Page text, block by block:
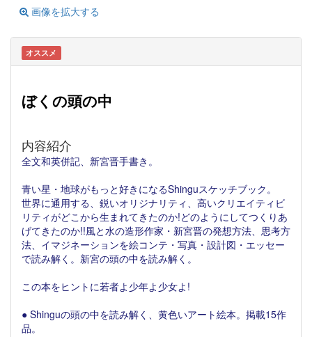
画像を拡大する
オススメ
ぼくの頭の中
内容紹介
全文和英併記、新宮晋手書き。
青い星・地球がもっと好きになるShinguスケッチブック。
世界に通用する、鋭いオリジナリティ、高いクリエイティビ
リティがどこから生まれてきたのか!どのようにしてつくりあ
げてきたのか!!風と水の造形作家・新宮晋の発想方法、思考方
法、イマジネーションを絵コンテ・写真・設計図・エッセー
で読み解く。新宮の頭の中を読み解く。
この本をヒントに若者よ少年よ少女よ!
● Shinguの頭の中を読み解く、黄色いアート絵本。掲載15作
品。